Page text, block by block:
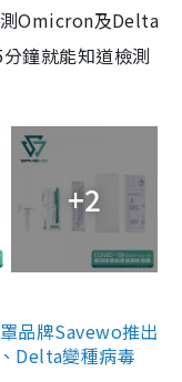
Omicron及Delta
鐘就能知道檢測
+2
品牌Savewo推出
Delta變種病毒